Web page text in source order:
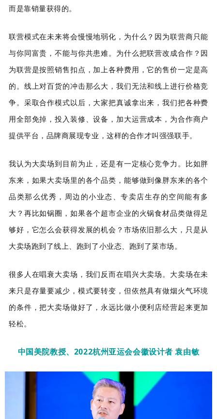
而是靠销量获得的。
联营模式在未来将会慢慢地弱化，为什么？因为联营商只能
与你同富贵，不能与你共患难。为什么把联营改成合作？因
为联营是按照销售扣点，加上各种费用，它的售价一定是高
的。线上对百货的冲击那么大，我们无法和线上进行价格竞
争。采取合作模式以后，大家把真诚拿出来，我们把各种费
用全部免掉，投入装修、设备，加大运营成本，为合作商户
提供平台，品牌商展现专业，这样的合作才叫强强联手。
我认为大卖场到目前为止，还是有一定核心竞争力。比如胖
东来，如果大卖场里的各个品类，能够做到像胖东来的各个
品类那么优秀，周边的小业态、专卖店生存的空间能有多
大？再比如锅圈，如果各个超市企业的火锅食材品类做得足
够好，它怎么会获得发展的机会？市场依旧那么大，只是从
大卖场跑到了线上、跑到了小业态、跑到了菜市场。
很多人在唱衰大卖场，我们反而在唱兴大卖场。大卖场在未
来只是存量要减少，模式要转变，但依然具有做烟火气环境
的条件，把大卖场做好了，永远比做小便利店经营起来更加
轻松。
中国美院教授、2022杭州亚运会会徽设计者 袁由敏